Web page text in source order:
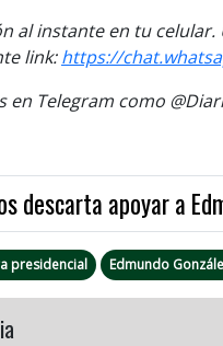
al instante en tu
link:https://
en Telegram como
descarta apoyar a
presidencial Edmundo